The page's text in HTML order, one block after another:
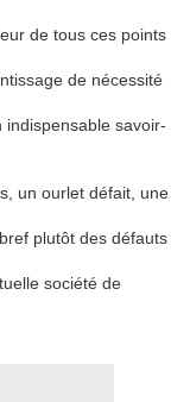
de tous ces points
de nécessité
savoir-
un ourlet défait, une
plutôt des défauts
société de